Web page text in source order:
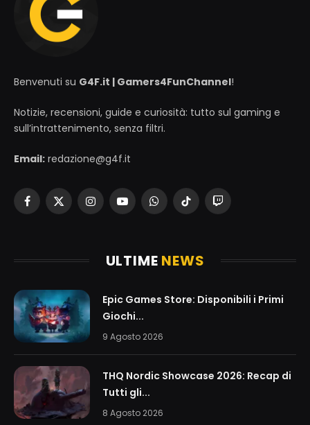
Benvenuti su G4F.it | Gamers4FunChannel!
Notizie, recensioni, guide e curiosità: tutto sul gaming e
sull’intrattenimento, senza filtri.
Email: redazione@g4f.it
Facebook
X
InstagramYouTubeWhatsAppTikTokTwitch
ULTIME NEWS
Epic Games Store: Disponibili i Primi
Giochi...
9 Agosto 2026
THQ Nordic Showcase 2026: Recap di
Tutti gli...
8 Agosto 2026